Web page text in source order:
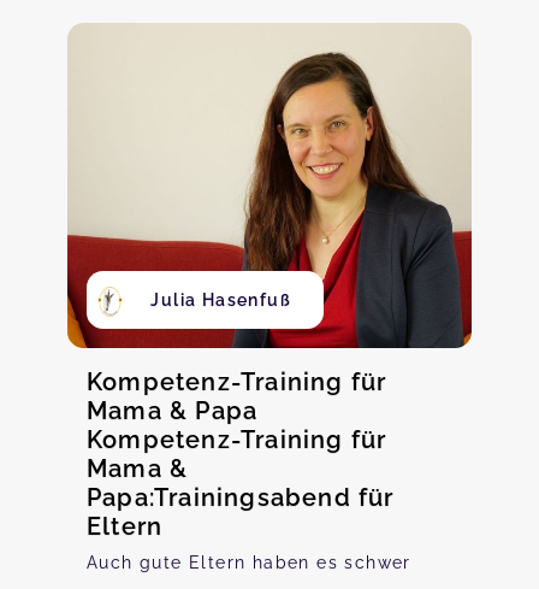
Julia Hasenfuß
Kompetenz-Training für
Mama & Papa
Kompetenz-Training für
Mama &
Papa:Trainingsabend für
Eltern
Auch gute Eltern haben es schwer